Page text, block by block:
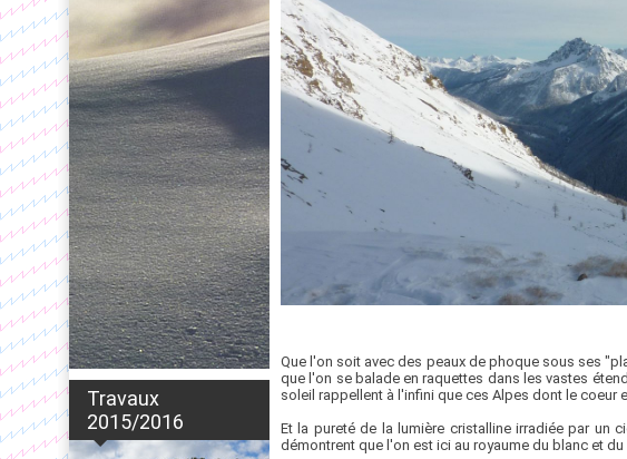
Travaux
2015/2016
Que l'on soit avec des peaux de phoque sous ses
que l'on se balade en raquettes dans les vastes
soleil rappellent à l'infini que ces Alpes dont le coeur
Et la pureté de la lumière cristalline irradiée par un
démontrent que l'on est ici au royaume du blanc et du